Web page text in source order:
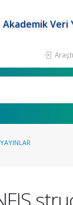
Akademik Veri